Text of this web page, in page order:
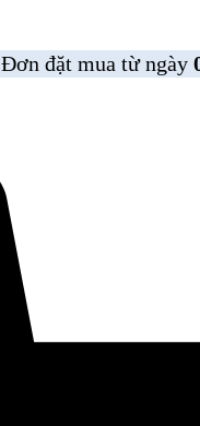
Đơn đặt mua từ ngày